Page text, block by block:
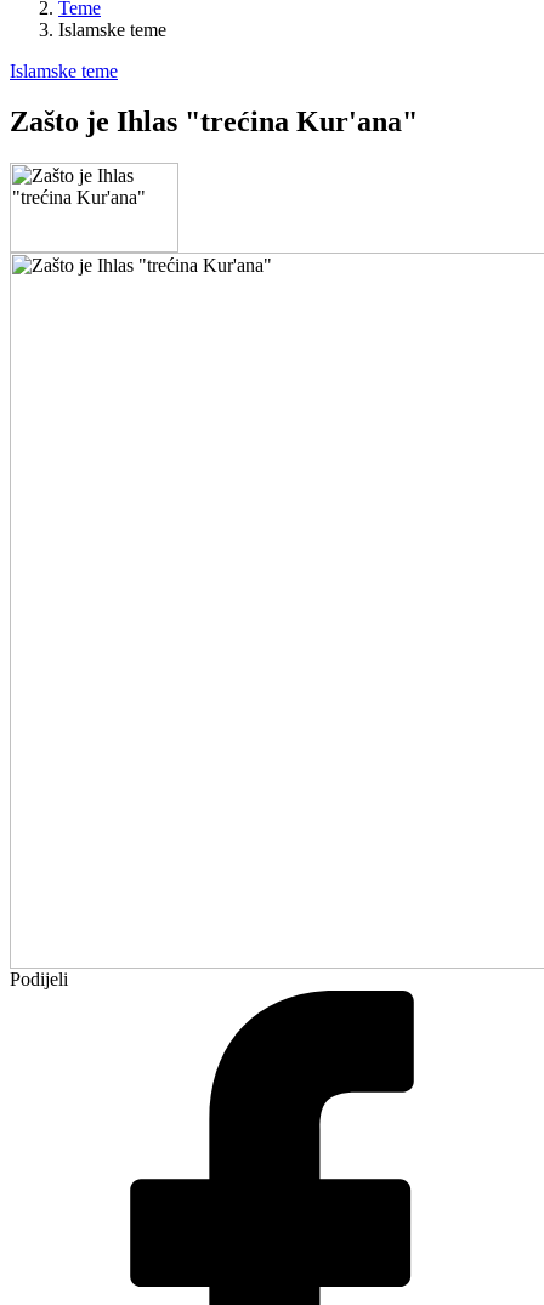
Teme
Islamske teme
Islamske teme
Zašto je Ihlas "trećina Kur'ana"
Podijeli